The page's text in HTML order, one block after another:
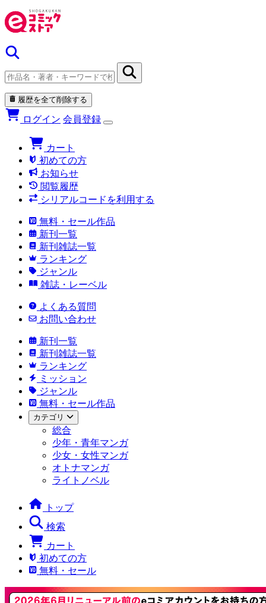
履歴を全て削除する
ログイン 会員登録
カート
初めての方
お知らせ
閲覧履歴
シリアルコードを利用する
無料・セール作品
新刊一覧
新刊雑誌一覧
ランキング
ジャンル
雑誌・レーベル
よくある質問
お問い合わせ
新刊一覧
新刊雑誌一覧
ランキング
ミッション
ジャンル
無料・セール作品
カテゴリ
総合
少年・青年マンガ
少女・女性マンガ
オトナマンガ
ライトノベル
トップ
検索
カート
初めての方
無料・セール